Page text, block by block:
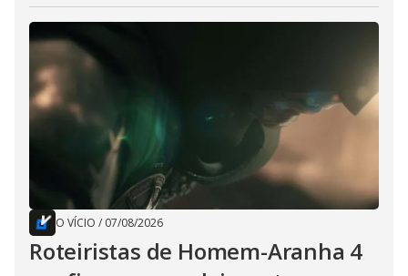
O VÍCIO / 07/08/2026
Roteiristas de Homem-Aranha 4